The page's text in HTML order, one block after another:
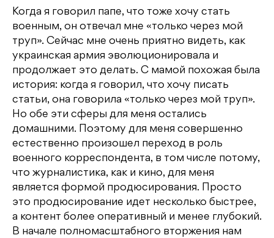
Когда я говорил папе, что тоже хочу стать
военным, он отвечал мне «только через мой
труп». Сейчас мне очень приятно видеть, как
украинская армия эволюционировала и
продолжает это делать. С мамой похожая была
история: когда я говорил, что хочу писать
статьи, она говорила «только через мой труп».
Но обе эти сферы для меня остались
домашними. Поэтому для меня совершенно
естественно произошел переход в роль
военного корреспондента, в том числе потому,
что журналистика, как и кино, для меня
является формой продюсирования. Просто
это продюсирование идет несколько быстрее,
а контент более оперативный и менее глубокий.
В начале полномасштабного вторжения нам